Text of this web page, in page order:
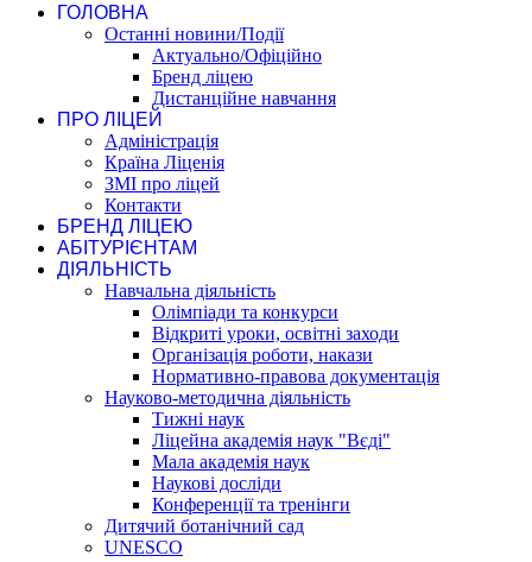
ГОЛОВНА
Останні новини/Події
Актуально/Офіційно
Бренд ліцею
Дистанційне навчання
ПРО ЛІЦЕЙ
Адміністрація
Країна Ліценія
ЗМІ про ліцей
Контакти
БРЕНД ЛІЦЕЮ
АБІТУРІЄНТАМ
ДІЯЛЬНІСТЬ
Навчальна діяльність
Олімпіади та конкурси
Відкриті уроки, освітні заходи
Організація роботи, накази
Нормативно-правова документація
Науково-методична діяльність
Тижні наук
Ліцейна академія наук "Вєді"
Мала академія наук
Наукові досліди
Конференції та тренінги
Дитячий ботанічний сад
UNESCO